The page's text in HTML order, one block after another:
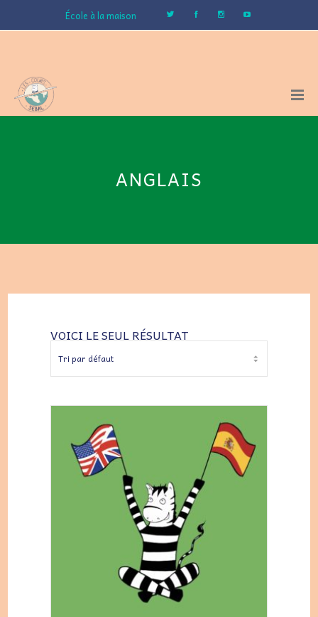
École à la maison
ANGLAIS
VOICI LE SEUL RÉSULTAT